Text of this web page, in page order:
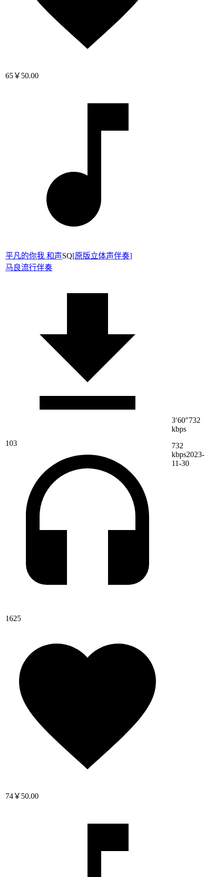
65￥50.00
平凡的你我 和声SQ[原版立体声伴奏]
马良流行伴奏
103
1625
74￥50.00
3′60″732
kbps
732
kbps2023-
11-30